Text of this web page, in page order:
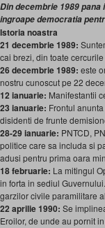
Din decembrie 1989
ingroape democratia
Istoria noastra
21 decembrie 1989:
cai brezi, din toate
26 decembrie 1989: este
nostru cunoscut pe 22
12 ianuarie: Manifestantii
23 ianuarie: Frontul
disidenti de frunte
28-29 ianuarie: PNTCD,
politice care sa includa si
adusi pentru prima oara
18 februarie: La mitingul
in forta in sediul
garzilor civile paramilitare
22 aprilie 1990: Se
Eroilor, de unde au pornit